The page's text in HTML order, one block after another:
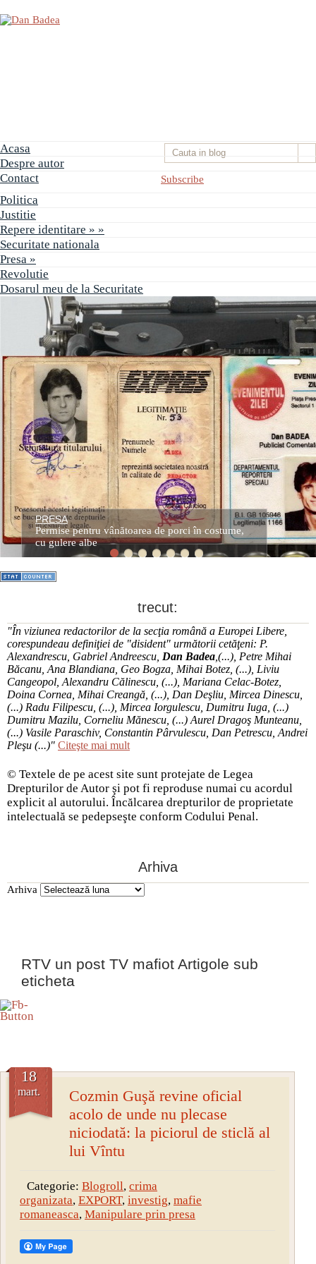
Subscribe
Acasa
Despre autor
Contact
Politica
Justitie
Repere identitare » »
Securitate nationala
Presa »
Revolutie
Dosarul meu de la Securitate
PRESA
Permise pentru vânătoarea de porci în costume,
cu gulere albe
trecut:
"În viziunea redactorilor de la secţia română a Europei Libere,
corespundeau definiţiei de "disident" următorii ce­tă­ţeni: P.
Alexandrescu, Gabriel Andreescu, Dan Badea ,(...), Petre Mihai
Băcanu, Ana Blandiana, Geo Bogza, Mihai Botez, (...), Liviu
Cangeopol, Alexandru Călinescu, (...), Mariana Celac-Botez,
Doina Cornea, Mihai Creangă, (...), Dan Deşliu, Mircea Dinescu,
(...) Radu Filipescu, (...), Mircea Iorgulescu, Dumitru Iuga, (...)
Dumitru Mazilu, Corneliu Mănescu, (...) Aurel Dragoş Munteanu,
(...) Vasile Paraschiv, Constantin Pârvulescu, Dan Petrescu, Andrei
Pleşu (...)" Citeşte mai mult
© Textele de pe acest site sunt protejate de Legea
Drepturilor de Autor şi pot fi reproduse numai cu acordul
explicit al autorului. Încălcarea drepturilor de proprietate
intelectuală se pedepseşte conform Codului Penal.
Arhiva
Arhiva
RTV un post TV mafiot Artigole sub
eticheta
Cozmin Guşă revine oficial
acolo de unde nu plecase
niciodată: la piciorul de sticlă al
lui Vîntu
18
mart.
Categorie: Blogroll, crima
organizata, EXPORT, investig, mafie
romaneasca, Manipulare prin presa